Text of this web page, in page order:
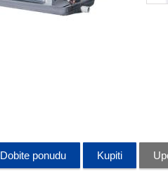
Dobite ponudu Kupiti